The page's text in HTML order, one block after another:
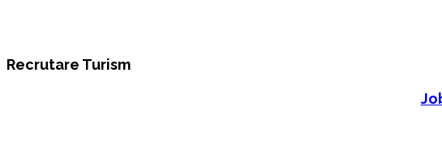
Recrutare Turism